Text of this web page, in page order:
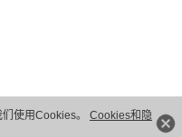
使用Cookies。 Cookies和隐
留一切权利。粤A2-20044005号